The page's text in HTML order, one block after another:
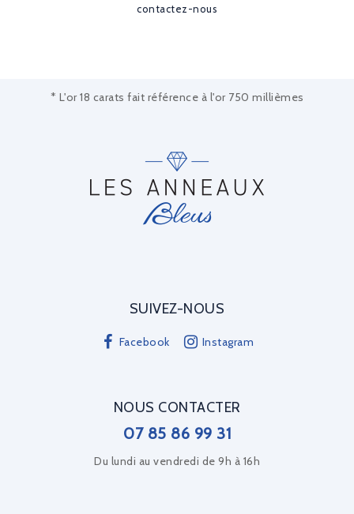
contactez-nous
* L'or 18 carats fait référence à l'or 750 millièmes
SUIVEZ-NOUS
Facebook Instagram
NOUS CONTACTER
07 85 86 99 31
Du lundi au vendredi de 9h à 16h